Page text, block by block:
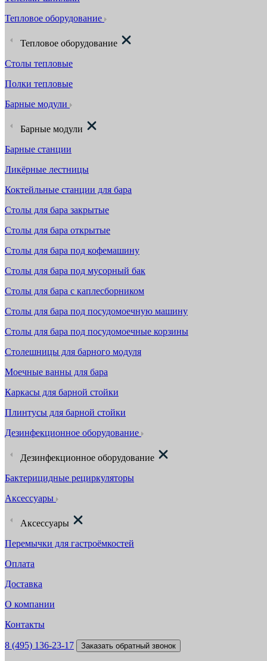
Тепловое оборудование
Тепловое оборудование
Столы тепловые
Полки тепловые
Барные модули
Барные модули
Барные станции
Ликёрные лестницы
Коктейльные станции для бара
Столы для бара закрытые
Столы для бара открытые
Столы для бара под кофемашину
Столы для бара под мусорный бак
Столы для бара с каплесборником
Столы для бара под посудомоечную машину
Столы для бара под посудомоечные корзины
Столешницы для барного модуля
Моечные ванны для бара
Каркасы для барной стойки
Плинтусы для барной стойки
Дезинфекционное оборудование
Дезинфекционное оборудование
Бактерицидные рециркуляторы
Аксессуары
Аксессуары
Перемычки для гастроёмкостей
Оплата
Доставка
О компании
Контакты
8 (495) 136-23-17 Заказать обратный звонок